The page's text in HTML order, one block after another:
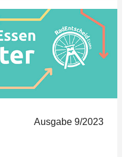
Ausgabe 9/2023